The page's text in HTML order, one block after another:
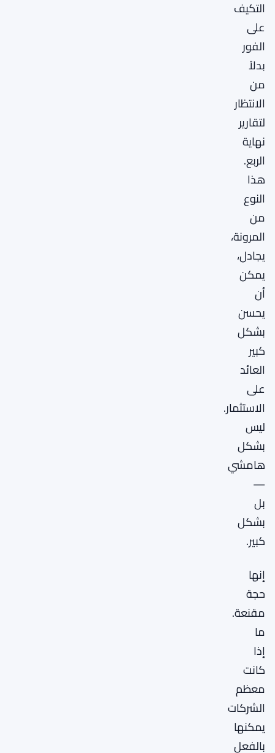
التكيف
على
الفور
بدلاً
من
الانتظار
لتقارير
نهاية
الربع.
هذا
النوع
من
المرونة،
يجادل،
يمكن
أن
يحسن
بشكل
كبير
العائد
على
الاستثمار.
ليس
بشكل
هامشي
—
بل
بشكل
كبير.
إنها
حجة
مقنعة.
ما
إذا
كانت
معظم
الشركات
يمكنها
بالفعل